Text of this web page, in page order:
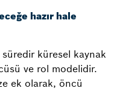
hazır hale
süredir küresel kaynak
ve rol modelidir.
ek olarak, öncü